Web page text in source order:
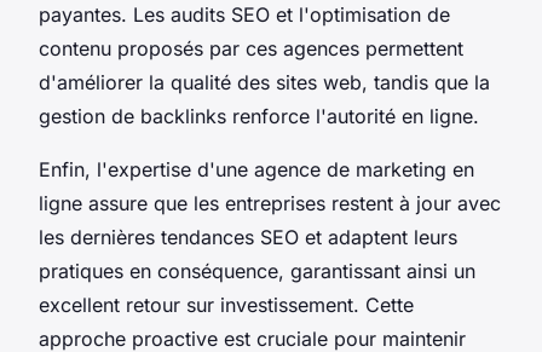
payantes. Les audits SEO et l'optimisation de
contenu proposés par ces agences permettent
d'améliorer la qualité des sites web, tandis que la
gestion de backlinks renforce l'autorité en ligne.
Enfin, l'expertise d'une agence de marketing en
ligne assure que les entreprises restent à jour avec
les dernières tendances SEO et adaptent leurs
pratiques en conséquence, garantissant ainsi un
excellent retour sur investissement. Cette
approche proactive est cruciale pour maintenir